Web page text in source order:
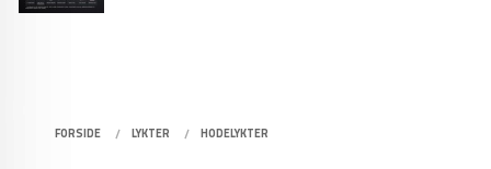
FORSIDE LYKTER HODELYKTER